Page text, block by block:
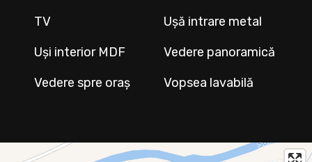
TV
Ușă intrare metal
Uși interior MDF
Vedere panoramică
Vedere spre oraș
Vopsea lavabilă